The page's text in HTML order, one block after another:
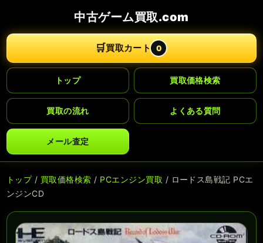
中古ゲーム買取.com
🛒買取カート 0
トップ 買取価格検索
買取の流れ よくある質問
メール査定
トップ/ 買取価格検索 / PCエンジン買取 / ロードス島戦記 PCエ
ンジンCD